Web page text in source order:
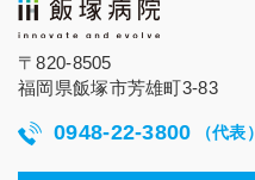
〒820-8505
福岡県飯塚市芳雄町3-83
0948-22-3800 （代表）